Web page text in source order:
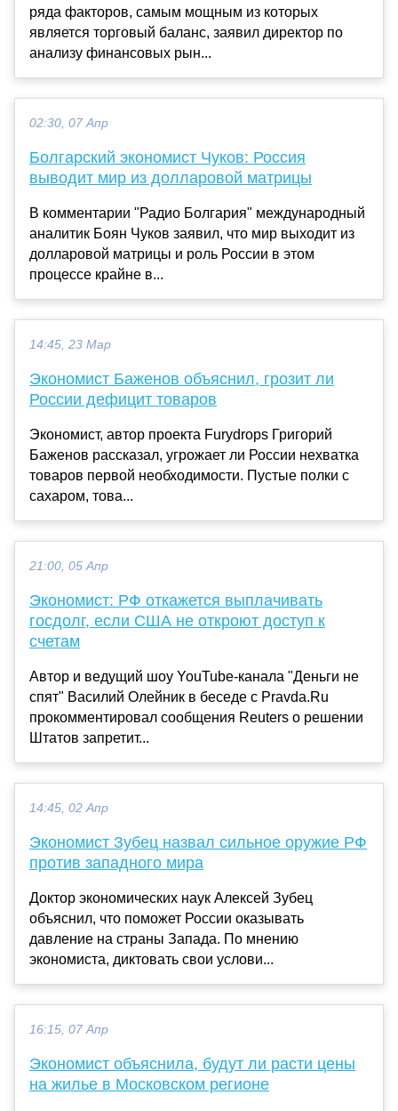
ряда факторов, самым мощным из которых
является торговый баланс, заявил директор по
анализу финансовых рын...
02:30, 07 Апр
Болгарский экономист Чуков: Россия
выводит мир из долларовой матрицы
В комментарии "Радио Болгария" международный
аналитик Боян Чуков заявил, что мир выходит из
долларовой матрицы и роль России в этом
процессе крайне в...
14:45, 23 Мар
Экономист Баженов объяснил, грозит ли
России дефицит товаров
Экономист, автор проекта Furydrops Григорий
Баженов рассказал, угрожает ли России нехватка
товаров первой необходимости. Пустые полки с
сахаром, това...
21:00, 05 Апр
Экономист: РФ откажется выплачивать
госдолг, если США не откроют доступ к
счетам
Автор и ведущий шоу YouTube-канала "Деньги не
спят" Василий Олейник в беседе с Pravda.Ru
прокомментировал сообщения Reuters о решении
Штатов запретит...
14:45, 02 Апр
Экономист Зубец назвал сильное оружие РФ
против западного мира
Доктор экономических наук Алексей Зубец
объяснил, что поможет России оказывать
давление на страны Запада. По мнению
экономиста, диктовать свои услови...
16:15, 07 Апр
Экономист объяснила, будут ли расти цены
на жилье в Московском регионе